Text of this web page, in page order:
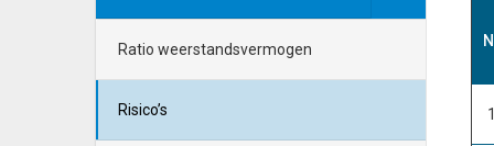
Ratio weerstandsvermogen
Risico’s